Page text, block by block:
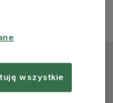
wszystkie